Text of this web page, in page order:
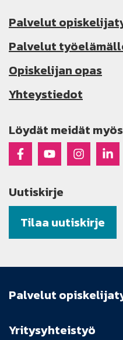
Palvelut
Palvelut
Opiskelijan opas
Yhteystiedot
Löydät meidät
Raseko Facebookissa
RasekoRaseko
Uutiskirje
Tilaa uutiskirje
Palvelut
Yritysyhteistyö